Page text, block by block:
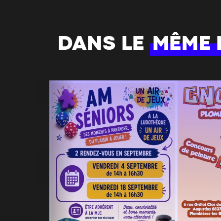
DANS LE MÊME